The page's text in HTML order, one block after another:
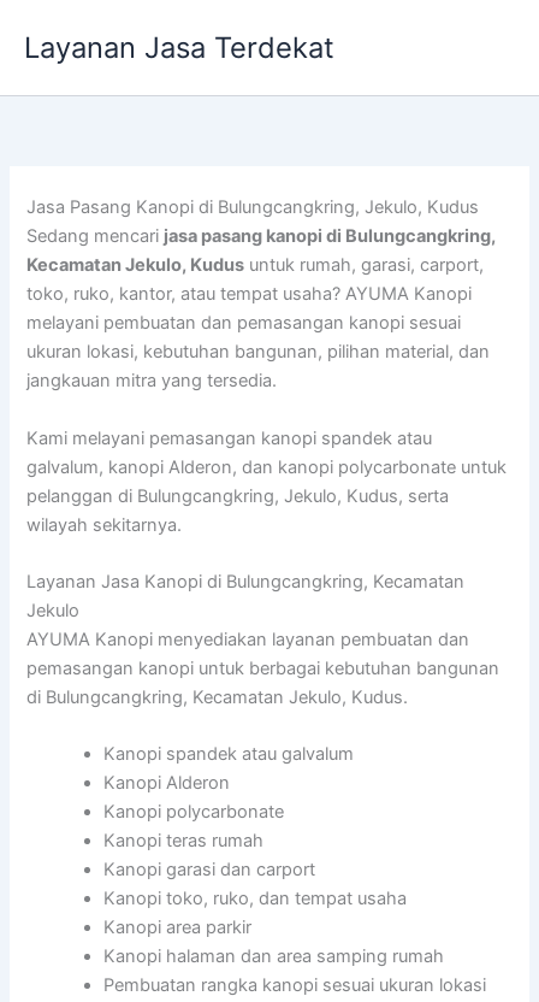
Layanan Jasa Terdekat
Jasa Pasang Kanopi di Bulungcangkring, Jekulo, Kudus
Sedang mencari jasa pasang kanopi di Bulungcangkring,
Kecamatan Jekulo, Kudus untuk rumah, garasi, carport,
toko, ruko, kantor, atau tempat usaha? AYUMA Kanopi
melayani pembuatan dan pemasangan kanopi sesuai
ukuran lokasi, kebutuhan bangunan, pilihan material, dan
jangkauan mitra yang tersedia.
Kami melayani pemasangan kanopi spandek atau
galvalum, kanopi Alderon, dan kanopi polycarbonate untuk
pelanggan di Bulungcangkring, Jekulo, Kudus, serta
wilayah sekitarnya.
Layanan Jasa Kanopi di Bulungcangkring, Kecamatan
Jekulo
AYUMA Kanopi menyediakan layanan pembuatan dan
pemasangan kanopi untuk berbagai kebutuhan bangunan
di Bulungcangkring, Kecamatan Jekulo, Kudus.
Kanopi spandek atau galvalum
Kanopi Alderon
Kanopi polycarbonate
Kanopi teras rumah
Kanopi garasi dan carport
Kanopi toko, ruko, dan tempat usaha
Kanopi area parkir
Kanopi halaman dan area samping rumah
Pembuatan rangka kanopi sesuai ukuran lokasi